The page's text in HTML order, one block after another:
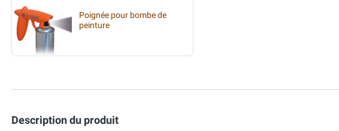
Poignée pour bombe de
peinture
Description du produit